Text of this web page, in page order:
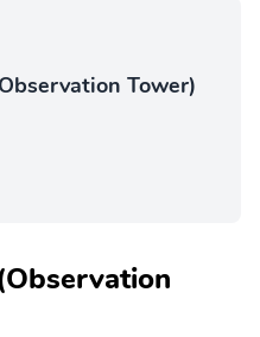
Tower)